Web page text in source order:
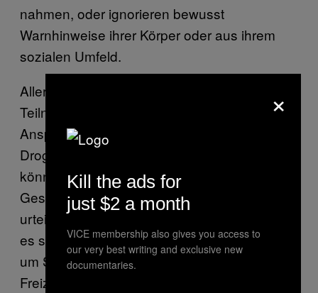
nahmen, oder ignorieren bewusst
Warnhinweise ihrer Körper oder aus ihrem
sozialen Umfeld.
Allerdings: Immerhin 55 Prozent der
Teilnehmer wünschten sich mehr
Ansprechpartner, bei denen sie sich über
Drogen und ihre Wirkungen informieren
können. Die Senatsverwaltung für
Gesundheit, Pflege und Gleichstellung
urteilte wohl auch deshalb am Mittwoch, dass
es sich bei den allermeisten Befragten “nicht
um Süchtige, sondern um
Freizeitkonsumenten” handele. Daran, dass
×
Kill the ads for
just $2 a month
VICE membership also gives you access to
our very best writing and exclusive new
documentaries.